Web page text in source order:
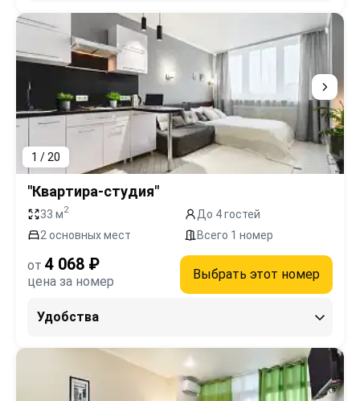
1 / 20
"Квартира-студия"
33 м2
До 4 гостей
2 основных мест
Всего 1 номер
от 4 068 ₽
цена за номер Выбрать этот номер
Удобства